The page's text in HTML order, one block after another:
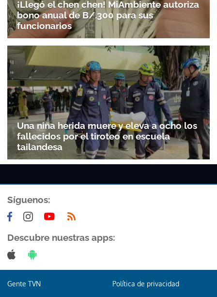
¡Llegó el chen chen! MiAmbiente autoriza
bono anual de B/.300 para sus
funcionarios
Una niña herida muere y eleva a ocho los
fallecidos por el tiroteo en escuela
tailandesa
Síguenos:
Descubre nuestras apps:
Gente TVN Política de privacidad